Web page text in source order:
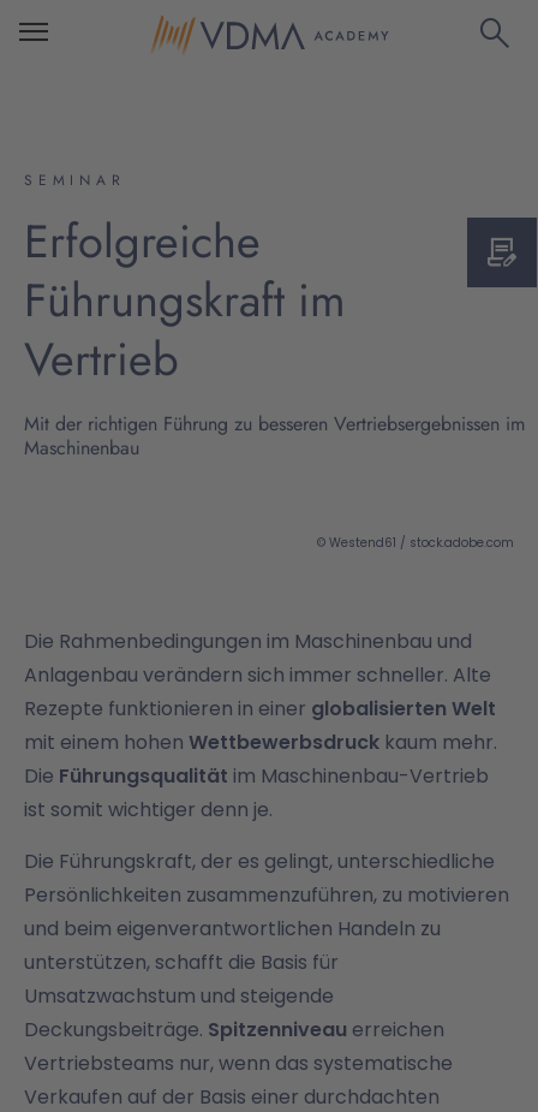
SEMINAR
Erfolgreiche
Führungskraft im
Vertrieb
Mit der richtigen Führung zu besseren Vertriebsergebnissen im
Maschinenbau
© Westend61 / stock.adobe.com
Die Rahmenbedingungen im Maschinenbau und
Anlagenbau verändern sich immer schneller. Alte
Rezepte funktionieren in einer globalisierten Welt
mit einem hohen Wettbewerbsdruck kaum mehr.
Die Führungsqualität im Maschinenbau-Vertrieb
ist somit wichtiger denn je.
Die Führungskraft, der es gelingt, unterschiedliche
Persönlichkeiten zusammenzuführen, zu motivieren
und beim eigenverantwortlichen Handeln zu
unterstützen, schafft die Basis für
Umsatzwachstum und steigende
Deckungsbeiträge. Spitzenniveau erreichen
Vertriebsteams nur, wenn das systematische
Verkaufen auf der Basis einer durchdachten